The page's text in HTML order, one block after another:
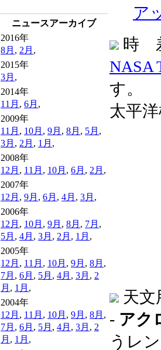
ニュースアーカイブ
2016年
8月 , 2月 ,
2015年
3月 ,
2014年
11月 , 6月 ,
2009年
11月 , 10月 , 9月 , 8月 , 5月 ,
3月 , 2月 , 1月 ,
2008年
12月 , 11月 , 10月 , 6月 , 2月 ,
2007年
12月 , 9月 , 6月 , 4月 , 3月 ,
2006年
12月 , 10月 , 9月 , 8月 , 7月 ,
5月 , 4月 , 3月 , 2月 , 1月 ,
2005年
12月 , 11月 , 10月 , 9月 , 8月 ,
7月 , 6月 , 5月 , 4月 , 3月 , 2
月 , 1月 ,
2004年
12月 , 11月 , 10月 , 9月 , 8月 ,
7月 , 6月 , 5月 , 4月 , 3月 , 2
月 , 1月 ,
ア
時
NASA
す。
太平
天文
- アク
うレ